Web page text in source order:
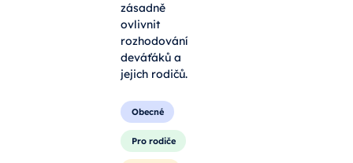
zásadně
ovlivnit
rozhodování
deváťáků a
jejich rodičů.
Obecné
Pro rodiče